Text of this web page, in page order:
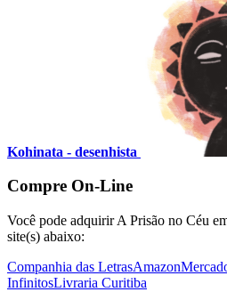
Kohinata - desenhista
Compre On-Line
Você pode adquirir A Prisão no Céu
site(s) abaixo:
Companhia das LetrasAmazon
InfinitosLivraria Curitiba